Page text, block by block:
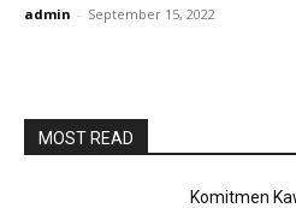
admin - September 15, 2022
MOST READ
Komitmen